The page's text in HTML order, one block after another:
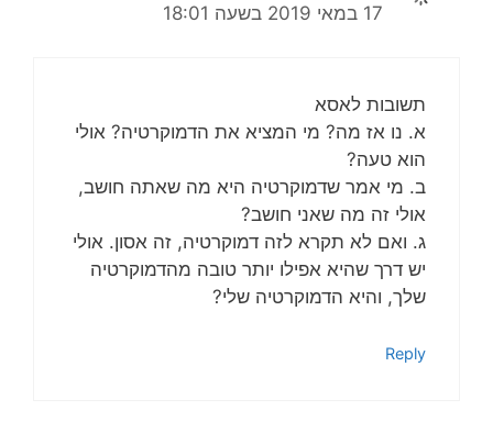
17 במאי 2019 בשעה 18:01
תשובות לאסא
א. נו אז מה? מי המציא את הדמוקרטיה? אולי
הוא טעה?
ב. מי אמר שדמוקרטיה היא מה שאתה חושב,
אולי זה מה שאני חושב?
ג. ואם לא תקרא לזה דמוקרטיה, זה אסון. אולי
יש דרך שהיא אפילו יותר טובה מהדמוקרטיה
שלך, והיא הדמוקרטיה שלי?
Reply